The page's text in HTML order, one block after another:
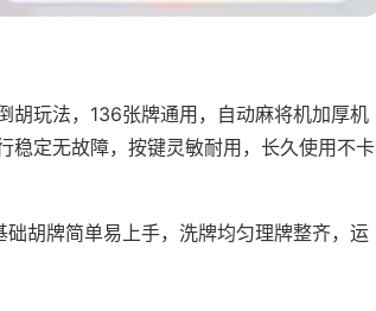
胡玩法，136张牌通用，自动麻将机加厚机
稳定无故障，按键灵敏耐用，长久使用不卡
胡牌简单易上手，洗牌均匀理牌整齐，运